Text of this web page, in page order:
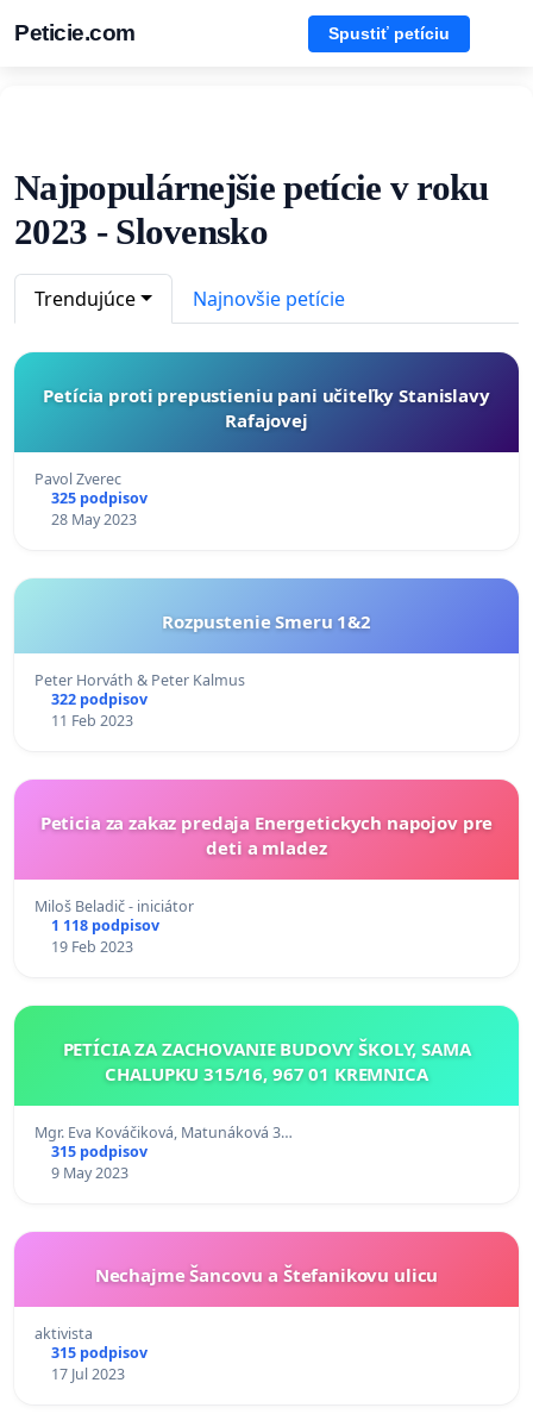
Peticie.com Spustiť petíciu
Najpopulárnejšie petície v roku
2023 - Slovensko
Trendujúce Najnovšie petície
Petícia proti prepustieniu pani učiteľky Stanislavy
Rafajovej
Pavol Zverec
325 podpisov
28 May 2023
Rozpustenie Smeru 1&2
Peter Horváth & Peter Kalmus
322 podpisov
11 Feb 2023
Peticia za zakaz predaja Energetickych napojov pre
deti a mladez
Miloš Beladič - iniciátor
1 118 podpisov
19 Feb 2023
PETÍCIA ZA ZACHOVANIE BUDOVY ŠKOLY, SAMA
CHALUPKU 315/16, 967 01 KREMNICA
Mgr. Eva Kováčiková, Matunáková 3…
315 podpisov
9 May 2023
Nechajme Šancovu a Štefanikovu ulicu
aktivista
315 podpisov
17 Jul 2023